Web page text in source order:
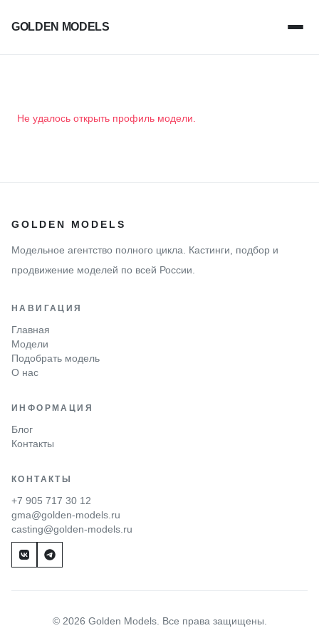
GOLDEN MODELS
Не удалось открыть профиль модели.
GOLDEN MODELS
Модельное агентство полного цикла. Кастинги, подбор и
продвижение моделей по всей России.
НАВИГАЦИЯ
Главная
Модели
Подобрать модель
О нас
ИНФОРМАЦИЯ
Блог
Контакты
КОНТАКТЫ
+7 905 717 30 12
gma@golden-models.ru
casting@golden-models.ru
© 2026 Golden Models. Все права защищены.